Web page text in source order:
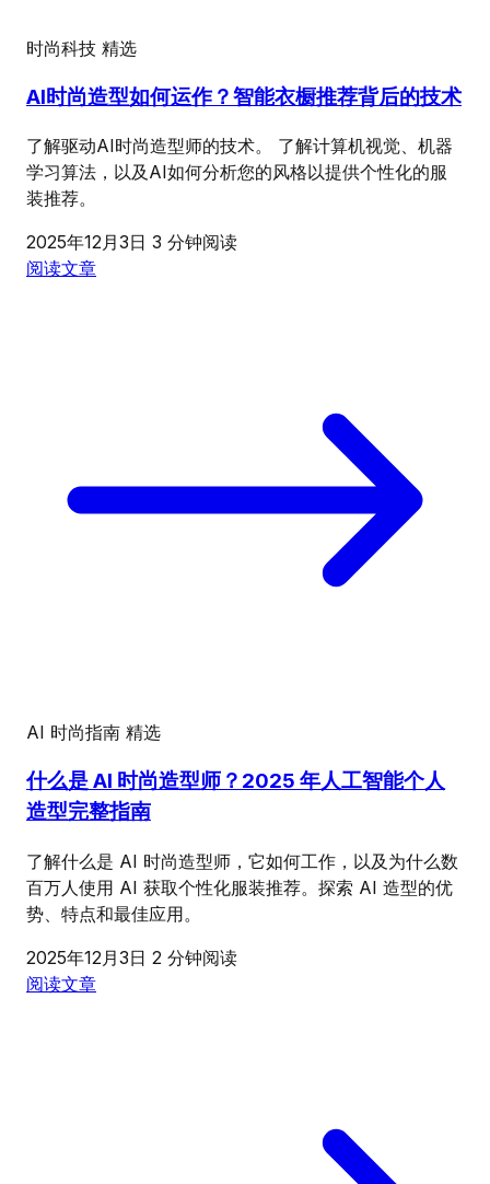
时尚科技 精选
AI时尚造型如何运作？智能衣橱推荐背后的技术
了解驱动AI时尚造型师的技术。 了解计算机视觉、机器
学习算法，以及AI如何分析您的风格以提供个性化的服
装推荐。
2025年12月3日 3 分钟阅读
阅读文章
AI 时尚指南 精选
什么是 AI 时尚造型师？2025 年人工智能个人
造型完整指南
了解什么是 AI 时尚造型师，它如何工作，以及为什么数
百万人使用 AI 获取个性化服装推荐。探索 AI 造型的优
势、特点和最佳应用。
2025年12月3日 2 分钟阅读
阅读文章